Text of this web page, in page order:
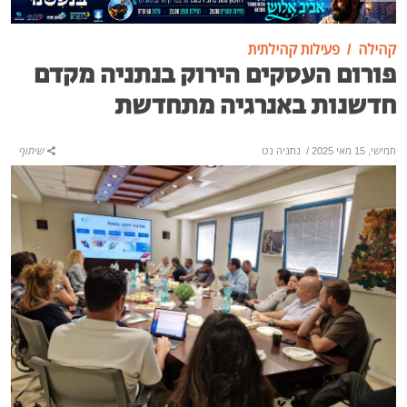
קהילה פעילות קהילתית
פורום העסקים הירוק בנתניה מקדם
חדשנות באנרגיה מתחדשת
חמישי, 15 מאי 2025 / נתניה נט שיתוף